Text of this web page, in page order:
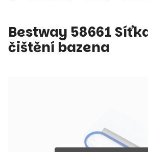
Bestway 58661
čištění bazena